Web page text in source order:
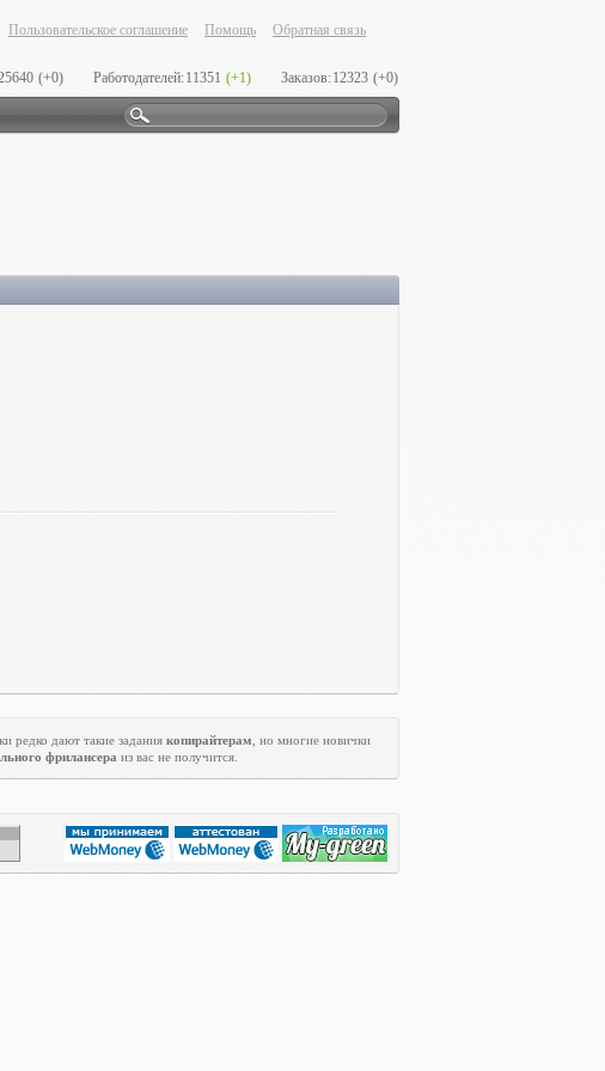
Пользовательское соглашение Помощь Обратная связь
(+0) Работодателей:11351 (+1) Заказов:12323 (+0)
редко дают такие задания копирайтерам , но многие новички
фрилансера из вас не получится.